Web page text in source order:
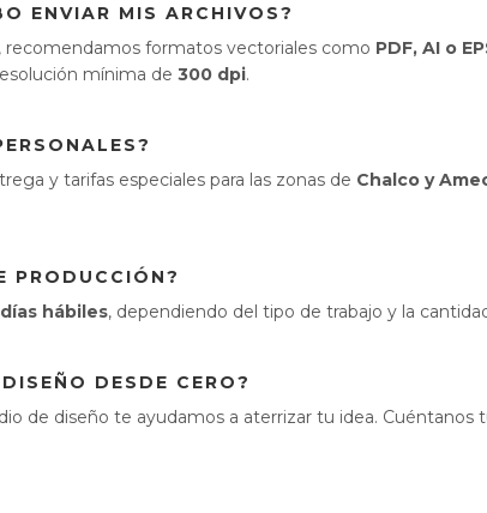
ENVIAR MIS ARCHIVOS?
recomendamos formatos vectoriales como PDF, AI o
mínima de 300 dpi.
y tarifas especiales para las zonas de Chalco y
PRODUCCIÓN?
hábiles, dependiendo del tipo de trabajo y la
DESDE CERO?
de diseño te ayudamos a aterrizar tu idea.